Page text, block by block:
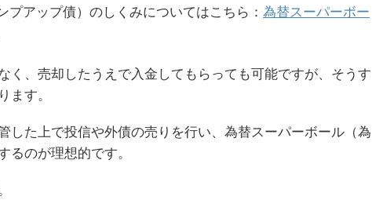
アップ債）のしくみについてはこちら： 為替スーパーボー
く、売却したうえで入金してもらっても可能ですが、そうす
ます。
した上で投信や外債の売りを行い、為替スーパーボール（為
るのが理想的です。